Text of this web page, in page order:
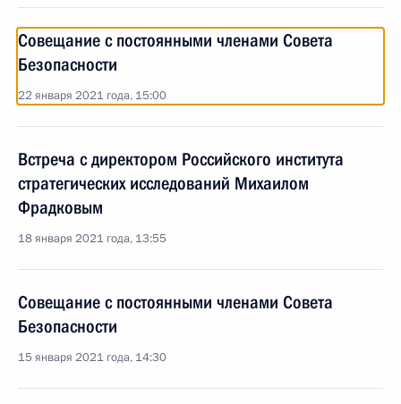
Совещание с постоянными членами Совета
Безопасности
22 января 2021 года, 15:00
Встреча с директором Российского института
стратегических исследований Михаилом
Фрадковым
18 января 2021 года, 13:55
Совещание с постоянными членами Совета
Безопасности
15 января 2021 года, 14:30